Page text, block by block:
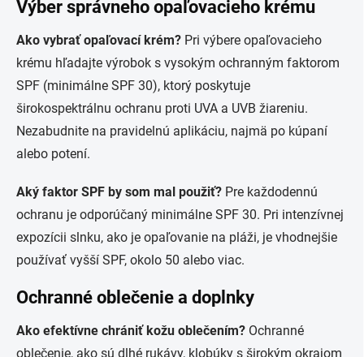
Výber správneho opaľovacieho krému
Ako vybrať opaľovací krém? Pri výbere opaľovacieho
krému hľadajte výrobok s vysokým ochranným faktorom
SPF (minimálne SPF 30), ktorý poskytuje
širokospektrálnu ochranu proti UVA a UVB žiareniu.
Nezabudnite na pravidelnú aplikáciu, najmä po kúpaní
alebo potení.
Aký faktor SPF by som mal použiť? Pre každodennú
ochranu je odporúčaný minimálne SPF 30. Pri intenzívnej
expozícii slnku, ako je opaľovanie na pláži, je vhodnejšie
používať vyšší SPF, okolo 50 alebo viac.
Ochranné oblečenie a doplnky
Ako efektívne chrániť kožu oblečením? Ochranné
oblečenie, ako sú dlhé rukávy, klobúky s širokým okrajom